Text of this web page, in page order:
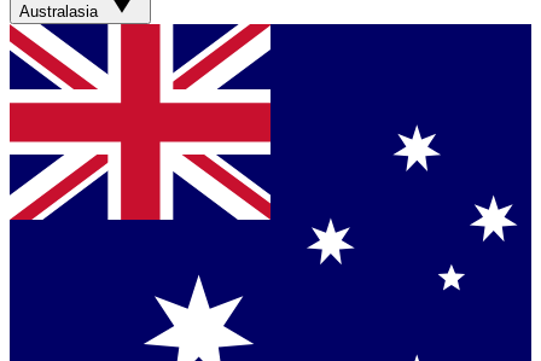
Australasia